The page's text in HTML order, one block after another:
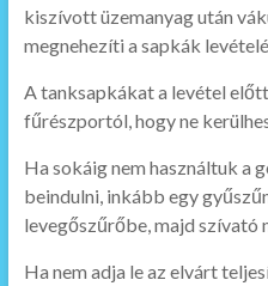
kiszívott üzemanyag után
megnehezíti a sapkák
A tanksapkákat a levétel
fűrészportól, hogy ne
Ha sokáig nem használtuk a
beindulni, inkább egy
levegőszűrőbe, majd szívató
Ha nem adja le az elvárt